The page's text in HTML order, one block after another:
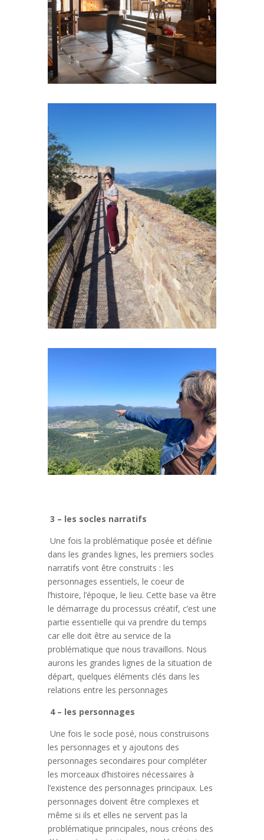
3 – les socles narratifs
Une fois la problématique posée et définie
dans les grandes lignes, les premiers socles
narratifs vont être construits : les
personnages essentiels, le coeur de
l’histoire, l’époque, le lieu. Cette base va être
le démarrage du processus créatif, c’est une
partie essentielle qui va prendre du temps
car elle doit être au service de la
problématique que nous travaillons. Nous
aurons les grandes lignes de la situation de
départ, quelques éléments clés dans les
relations entre les personnages
4 – les personnages
Une fois le socle posé, nous construisons
les personnages et y ajoutons des
personnages secondaires pour compléter
les morceaux d’histoires nécessaires à
l’existence des personnages principaux. Les
personnages doivent être complexes et
même si ils et elles ne servent pas la
problématique principales, nous créons des